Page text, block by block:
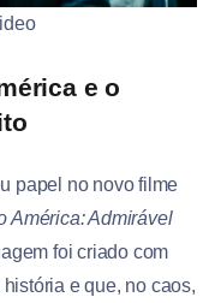
e o
papel no novo filme
América: Admirável
foi criado com
e que, no caos,